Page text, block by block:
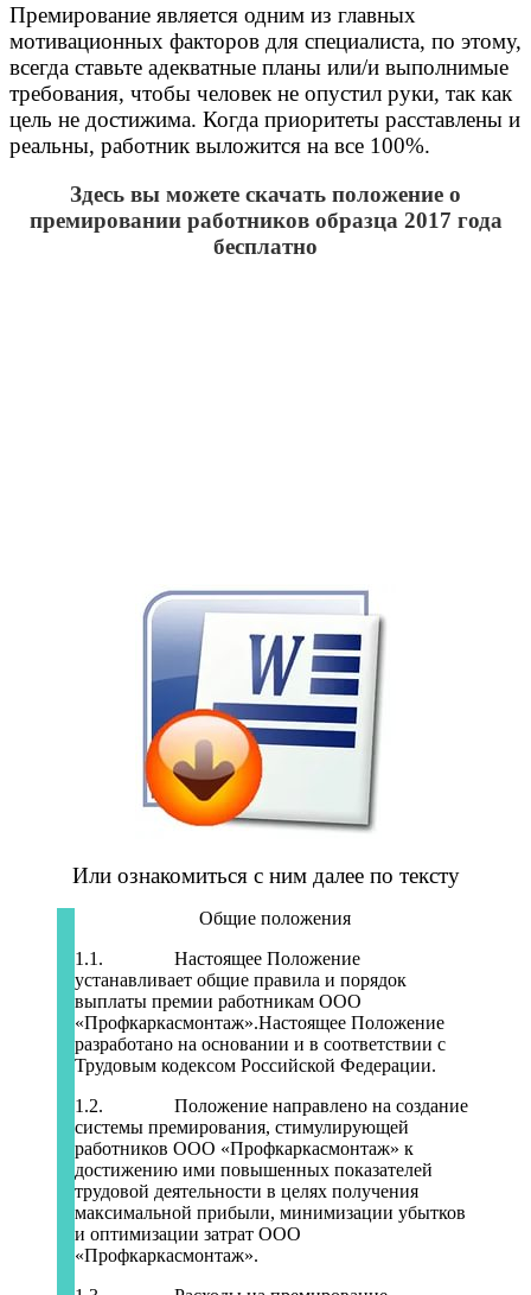
Премирование является одним из главных
мотивационных факторов для специалиста, по этому,
всегда ставьте адекватные планы или/и выполнимые
требования, чтобы человек не опустил руки, так как
цель не достижима. Когда приоритеты расставлены и
реальны, работник выложится на все 100%.
Здесь вы можете скачать положение о
премировании работников образца 2017 года
бесплатно
Или ознакомиться с ним далее по тексту
Общие положения
1.1. Настоящее Положение
устанавливает общие правила и порядок
выплаты премии работникам ООО
«Профкаркасмонтаж».Настоящее Положение
разработано на основании и в соответствии с
Трудовым кодексом Российской Федерации.
1.2. Положение направлено на создание
системы премирования, стимулирующей
работников ООО «Профкаркасмонтаж» к
достижению ими повышенных показателей
трудовой деятельности в целях получения
максимальной прибыли, минимизации убытков
и оптимизации затрат ООО
«Профкаркасмонтаж».